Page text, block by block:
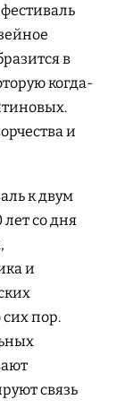
в
когда-
и
к двум
со дня
и
пор.
связь